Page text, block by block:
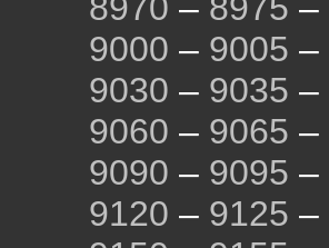
8970 – 8975 –
9000 – 9005 –
9030 – 9035 –
9060 – 9065 –
9090 – 9095 –
9120 – 9125 –